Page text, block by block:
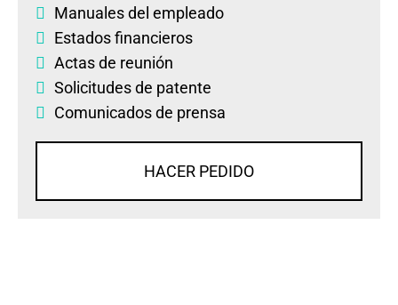
Manuales del empleado
Estados financieros
Actas de reunión
Solicitudes de patente
Comunicados de prensa
HACER PEDIDO